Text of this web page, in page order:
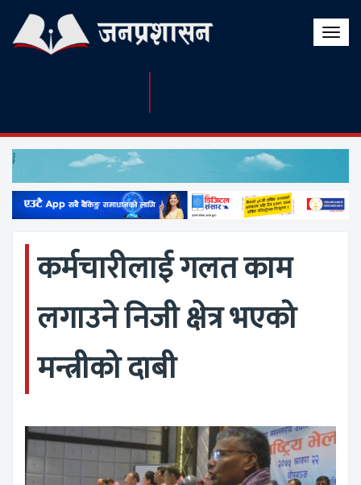
Toggle
कर्मचारीलाई गलत काम
लगाउने निजी क्षेत्र भएको
मन्त्रीको दाबी